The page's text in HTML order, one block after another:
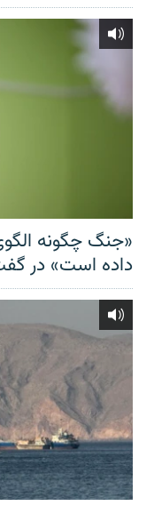
«جنگ چگونه
داده است» در